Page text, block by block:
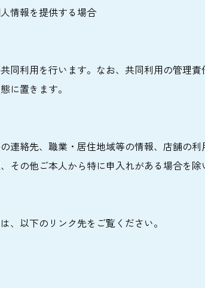
情報を提供する場合
同利用を行います。なお、共同利用の管理
に置きます。
連絡先、職業・居住地域等の情報、店舗の
その他ご本人から特に申入れがある場合を除
、以下のリンク先をご覧ください。